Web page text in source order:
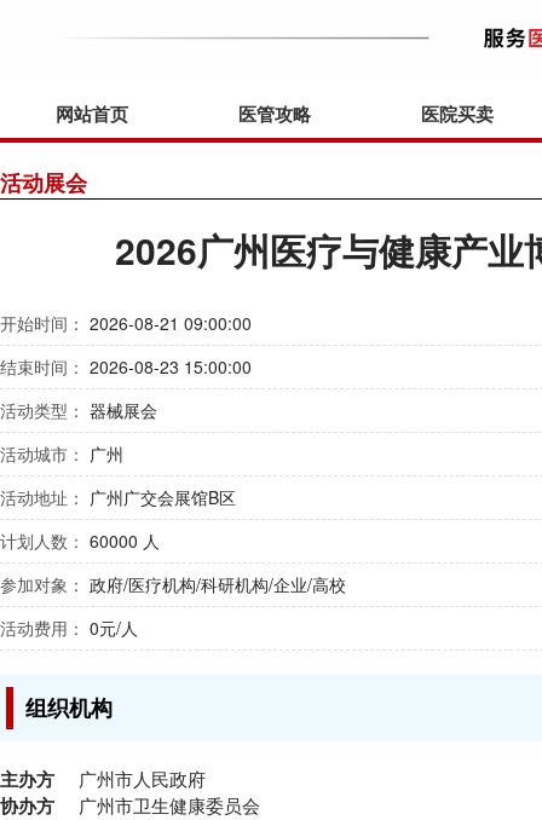
网站首页 医管攻略 医院买卖
活动展会
2026广州医疗与健康产业
开始时间： 2026-08-21 09:00:00
结束时间： 2026-08-23 15:00:00
活动类型： 器械展会
活动城市： 广州
活动地址： 广州广交会展馆B区
计划人数： 60000 人
参加对象： 政府/医疗机构/科研机构/企业/高校
活动费用： 0元/人
组织机构
主办方 广州市人民政府
协办方 广州市卫生健康委员会